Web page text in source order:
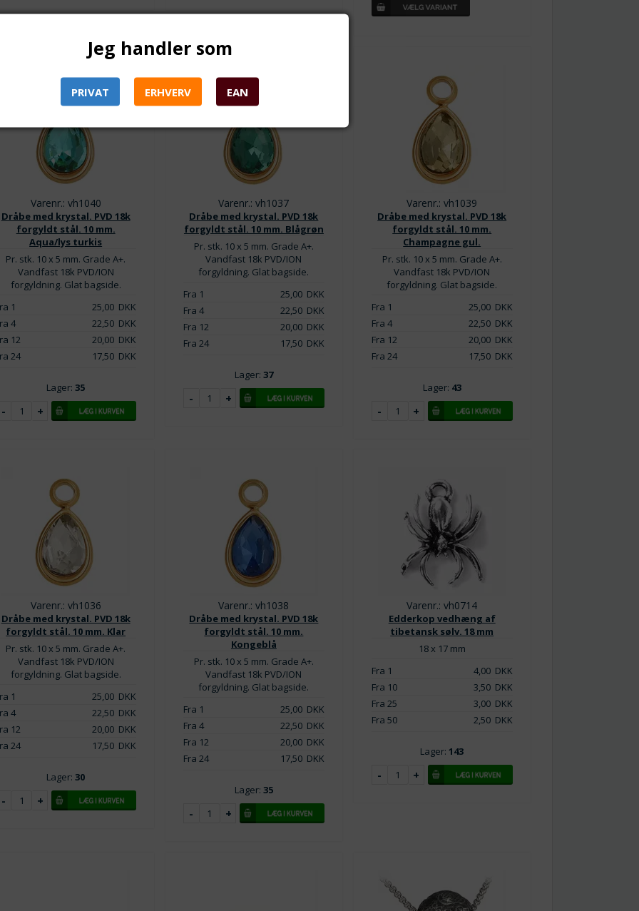
Varenr.: vh1040
Dråbe med krystal. PVD 18k
forgyldt stål. 10 mm.
Aqua/lys turkis
Pr. stk. 10 x 5 mm. Grade A+.
Vandfast 18k PVD/ION
forgyldning. Glat bagside.
1
25,00 DKK
4
22,50 DKK
12
20,00 DKK
24
17,50 DKK
Lager:35
Varenr.: vh1037
Dråbe med krystal. PVD 18k
forgyldt stål. 10 mm. Blågrøn
Pr. stk. 10 x 5 mm. Grade A+.
Vandfast 18k PVD/ION
forgyldning. Glat bagside.
Fra 1
25,00DKK
Fra 4
22,50DKK
Fra 12
20,00DKK
Fra 24
17,50DKK
Lager: 37
Varenr.: vh1039
Dråbe med krystal. PVD 18k
forgyldt stål. 10 mm.
Champagne gul.
Pr. stk. 10 x 5 mm. Grade A+.
Vandfast 18k PVD/ION
forgyldning. Glat bagside.
Fra 1
25,00DKK
Fra 4
22,50DKK
Fra 12
20,00DKK
Fra 24
17,50DKK
Lager: 43
Varenr.: vh1036
Dråbe med krystal. PVD 18k
forgyldt stål. 10 mm. Klar
Pr. stk. 10 x 5 mm. Grade A+.
Vandfast 18k PVD/ION
forgyldning. Glat bagside.
1
25,00 DKK
4
22,50 DKK
12
20,00 DKK
24
17,50 DKK
Lager:30
Varenr.: vh1038
Dråbe med krystal. PVD 18k
forgyldt stål. 10 mm.
Kongeblå
Pr. stk. 10 x 5 mm. Grade A+.
Vandfast 18k PVD/ION
forgyldning. Glat bagside.
Fra 1
25,00DKK
Fra 4
22,50DKK
Fra 12
20,00DKK
Fra 24
17,50DKK
Lager: 35
Varenr.: vh0714
Edderkop vedhæng af
tibetansk sølv. 18 mm
18 x 17 mm
Fra 1
4,00DKK
Fra 10
3,50DKK
Fra 25
3,00DKK
Fra 50
2,50DKK
Lager:143
Jeg handler som
PRIVAT ERHVERV EAN